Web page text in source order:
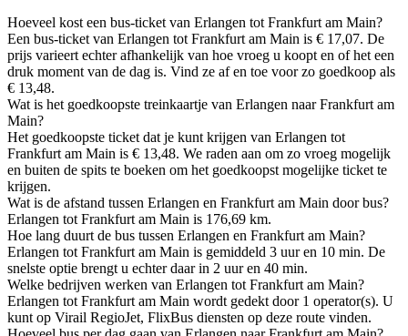
Hoeveel kost een bus-ticket van Erlangen tot Frankfurt am Main?
Een bus-ticket van Erlangen tot Frankfurt am Main is € 17,07. De
prijs varieert echter afhankelijk van hoe vroeg u koopt en of het een
druk moment van de dag is. Vind ze af en toe voor zo goedkoop als
€ 13,48.
Wat is het goedkoopste treinkaartje van Erlangen naar Frankfurt am
Main?
Het goedkoopste ticket dat je kunt krijgen van Erlangen tot
Frankfurt am Main is € 13,48. We raden aan om zo vroeg mogelijk
en buiten de spits te boeken om het goedkoopst mogelijke ticket te
krijgen.
Wat is de afstand tussen Erlangen en Frankfurt am Main door bus?
Erlangen tot Frankfurt am Main is 176,69 km.
Hoe lang duurt de bus tussen Erlangen en Frankfurt am Main?
Erlangen tot Frankfurt am Main is gemiddeld 3 uur en 10 min. De
snelste optie brengt u echter daar in 2 uur en 40 min.
Welke bedrijven werken van Erlangen tot Frankfurt am Main?
Erlangen tot Frankfurt am Main wordt gedekt door 1 operator(s). U
kunt op Virail RegioJet, FlixBus diensten op deze route vinden.